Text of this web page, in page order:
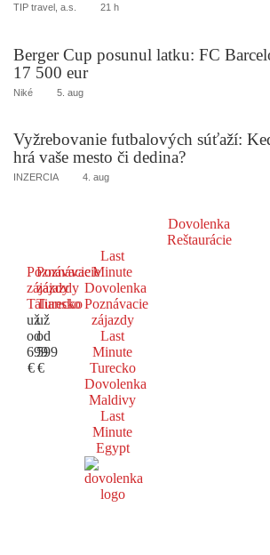
TIP travel, a.s. 21 h
Berger Cup posunul latku: FC
17 500 eur
Niké 5. aug
Vyžrebovanie futbalových súťaží:
hrá vaše mesto či dedina?
INZERCIA 4. aug
Dovolenka
Reštaurácie
Poznávacie
zájazdy
Taliansko
už
od
699
€
Poznávacie
zájazdy
Turecko
už
od
599
€
Last
Minute
Dovolenka
Poznávacie
zájazdy
Last
Minute
Turecko
Dovolenka
Maldivy
Last
Minute
Egypt